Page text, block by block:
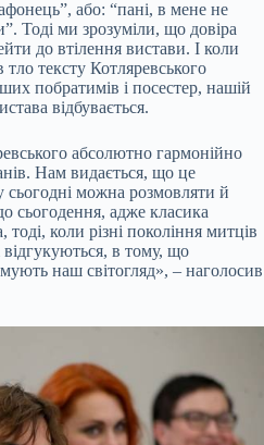
або: “пані, в мене не
Тоді ми зрозуміли, що довіра
до втілення вистави. І коли
тексту Котляревського
побратимів і посестер, нашій
відбувається.
абсолютно гармонійно
Нам видається, що це
сьогодні можна розмовляти й
сьогодення, адже класика
коли різні покоління митців
відгукуються, в тому, що
наш світогляд», – наголосив